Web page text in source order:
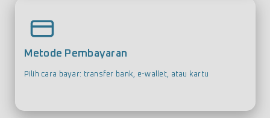
Metode Pembayaran
Pilih cara bayar: transfer bank, e-wallet, atau kartu